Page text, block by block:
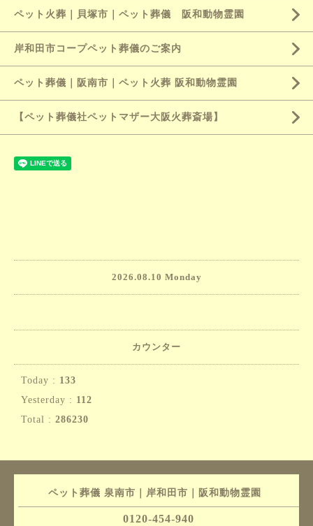
ペット火葬｜貝塚市｜ペット葬儀 阪和動物霊園
岸和田市コープペット葬儀のご案内
ペット葬儀｜阪南市｜ペット火葬 阪和動物霊園
【ペット葬儀社ペットマザー大阪火葬斎場】
2026.08.10 Monday
カウンター
Today : 133
Yesterday : 112
Total : 286230
ペット葬儀 泉南市｜岸和田市｜阪和動物霊園
0120-454-940